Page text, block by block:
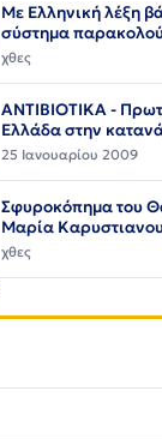
Με Ελληνική λέξη
σύστημα
χθες
ΑΝΤΙΒΙΟΤΙΚΑ -
Ελλάδα στην
25 Ιανουαρίου 2009
Σφυροκόπημα του
Μαρία Καρυστιανου
χθες